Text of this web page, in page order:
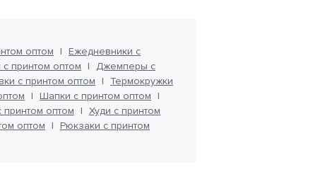
оптом
Ежедневники с
принтом оптом
Джемперы с
с принтом оптом
Термокружки
Шапки с принтом оптом
оптом
Худи с принтом
оптом
Рюкзаки с принтом